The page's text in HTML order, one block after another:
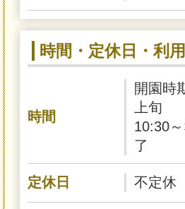
時間・定休日・利
時間
開園時
上旬
10:30
了
定休日 不定休